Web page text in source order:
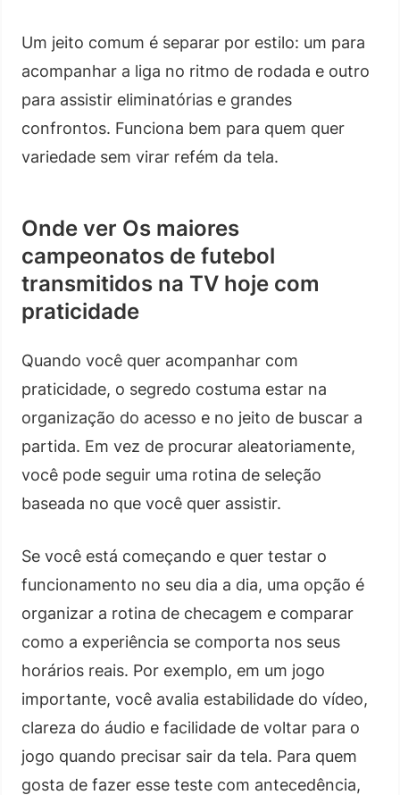
Um jeito comum é separar por estilo: um para
acompanhar a liga no ritmo de rodada e outro
para assistir eliminatórias e grandes
confrontos. Funciona bem para quem quer
variedade sem virar refém da tela.
Onde ver Os maiores
campeonatos de futebol
transmitidos na TV hoje com
praticidade
Quando você quer acompanhar com
praticidade, o segredo costuma estar na
organização do acesso e no jeito de buscar a
partida. Em vez de procurar aleatoriamente,
você pode seguir uma rotina de seleção
baseada no que você quer assistir.
Se você está começando e quer testar o
funcionamento no seu dia a dia, uma opção é
organizar a rotina de checagem e comparar
como a experiência se comporta nos seus
horários reais. Por exemplo, em um jogo
importante, você avalia estabilidade do vídeo,
clareza do áudio e facilidade de voltar para o
jogo quando precisar sair da tela. Para quem
gosta de fazer esse teste com antecedência,